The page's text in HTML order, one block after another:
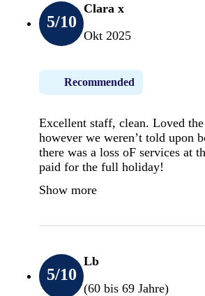
5/10
Clara x
Okt 2025
Recommended
Excellent staff, clean. Loved
however we weren’t told upon
there was a loss oF services at
paid for the full holiday!
Show more
5/10
Lb
(60 bis 69 Jahre)